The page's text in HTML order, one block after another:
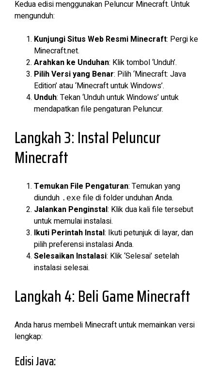
Kedua edisi menggunakan Peluncur Minecraft. Untuk
mengunduh:
Kunjungi Situs Web Resmi Minecraft: Pergi ke
Minecraft.net.
Arahkan ke Unduhan: Klik tombol ‘Unduh’.
Pilih Versi yang Benar: Pilih ‘Minecraft: Java
Edition’ atau ‘Minecraft untuk Windows’.
Unduh: Tekan ‘Unduh untuk Windows’ untuk
mendapatkan file pengaturan Peluncur.
Langkah 3: Instal Peluncur
Minecraft
Temukan File Pengaturan: Temukan yang
diunduh .exe file di folder unduhan Anda.
Jalankan Penginstal: Klik dua kali file tersebut
untuk memulai instalasi.
Ikuti Perintah Instal: Ikuti petunjuk di layar, dan
pilih preferensi instalasi Anda.
Selesaikan Instalasi: Klik ‘Selesai’ setelah
instalasi selesai.
Langkah 4: Beli Game Minecraft
Anda harus membeli Minecraft untuk memainkan versi
lengkap:
Edisi Java: